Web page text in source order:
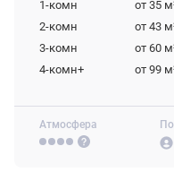
Атмосфера
1-комн от 35
2-комн
от 43
3-комн
от 60
4-комн+
от 99